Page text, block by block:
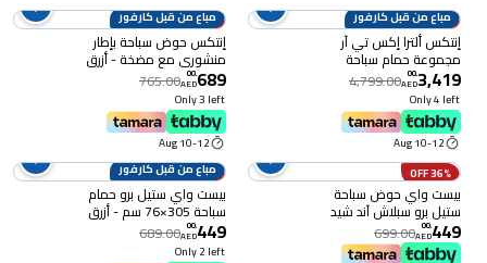
29% OFF
مباع من قبل كارفور
إنتكس ألترا إكس تي آر
مجموعة حمام سباحة
إطاري، 488×122 سم
3,419
.
00
AED
4,799.00
Only 4 left
10-12 Aug
10% OFF
مباع من قبل كارفور
إنتكس حوض سباحة بإطار
منشوري مع مضخة - أزرق
366 × 76 سم
689
.
00
AED
765.00
Only 3 left
10-12 Aug
36% OFF
بيست واي حوض سباحة
ستيل برو سبلاش آند شيد
متعدد الألوان
449
.
00
AED
699.00
35% OFF
مباع من قبل كارفور
بيست واي ستيل برو حمام
سباحة 305×76 سم - أزرق
449
.
00
AED
689.00
Only 2 left